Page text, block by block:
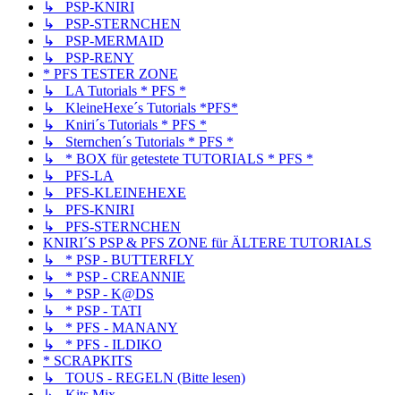
↳ PSP-KNIRI
↳ PSP-STERNCHEN
↳ PSP-MERMAID
↳ PSP-RENY
* PFS TESTER ZONE
↳ LA Tutorials * PFS *
↳ KleineHexe´s Tutorials *PFS*
↳ Kniri´s Tutorials * PFS *
↳ Sternchen´s Tutorials * PFS *
↳ * BOX für getestete TUTORIALS * PFS *
↳ PFS-LA
↳ PFS-KLEINEHEXE
↳ PFS-KNIRI
↳ PFS-STERNCHEN
KNIRI´S PSP & PFS ZONE für ÄLTERE TUTORIALS
↳ * PSP - BUTTERFLY
↳ * PSP - CREANNIE
↳ * PSP - K@DS
↳ * PSP - TATI
↳ * PFS - MANANY
↳ * PFS - ILDIKO
* SCRAPKITS
↳ TOUS - REGELN (Bitte lesen)